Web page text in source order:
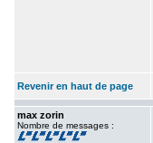
Revenir en haut de page
max zorin
Nombre de messages :